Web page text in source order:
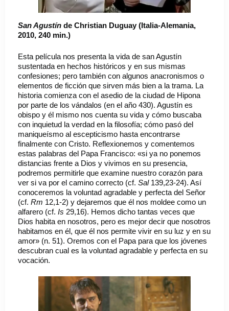
San Agustín de Christian Duguay (Italia-Alemania,
2010, 240 min.)
Esta película nos presenta la vida de san Agustín
sustentada en hechos históricos y en sus mismas
confesiones; pero también con algunos anacronismos o
elementos de ficción que sirven más bien a la trama. La
historia comienza con el asedio de la ciudad de Hipona
por parte de los vándalos (en el año 430). Agustín es
obispo y él mismo nos cuenta su vida y cómo buscaba
con inquietud la verdad en la filosofía; cómo pasó del
maniqueísmo al escepticismo hasta encontrarse
finalmente con Cristo. Reflexionemos y comentemos
estas palabras del Papa Francisco: «si ya no ponemos
distancias frente a Dios y vivimos en su presencia,
podremos permitirle que examine nuestro corazón para
ver si va por el camino correcto (cf. Sal139,23-24). Así
conoceremos la voluntad agradable y perfecta del Señor
(cf. Rm 12,1-2) y dejaremos que él nos moldee como un
alfarero (cf. Is 29,16). Hemos dicho tantas veces que
Dios habita en nosotros, pero es mejor decir que nosotros
habitamos en él, que él nos permite vivir en su luz y en su
amor» (n. 51). Oremos con el Papa para que los jóvenes
descubran cual es la voluntad agradable y perfecta en su
vocación.